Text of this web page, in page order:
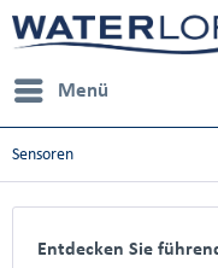
Menü
Sensoren
Entdecken Sie